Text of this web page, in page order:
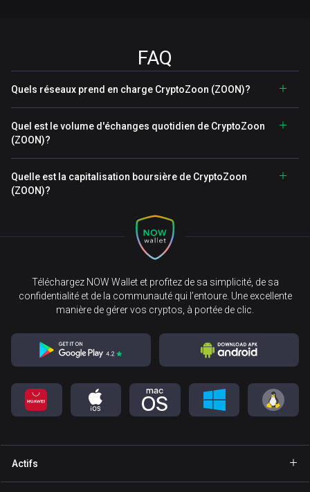
FAQ
Quels réseaux prend en charge CryptoZoon (ZOON)?
Quel est le volume d'échanges quotidien de CryptoZoon
(ZOON)?
Quelle est la capitalisation boursière de CryptoZoon
(ZOON)?
Téléchargez NOW Wallet et profitez de sa simplicité, de sa
confidentialité et de la communauté qui l’entoure. Une excellente
manière de gérer vos cryptos, à portée de clic.
Actifs